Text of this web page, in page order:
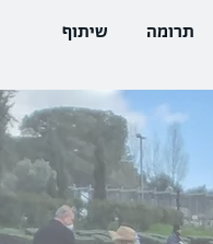
תרומה שיתוף